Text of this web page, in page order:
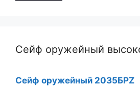
Сейф оружейный
Сейф оружейный 2035БРZ